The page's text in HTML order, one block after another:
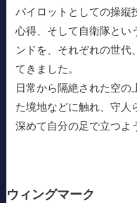
パイロットとしての操縦
心得、そして自衛隊とい
ンドを、それぞれの世代
てきました。
日常から隔絶された空の
た境地などに触れ、守人
深めて自分の足で立つよ
ウィングマーク